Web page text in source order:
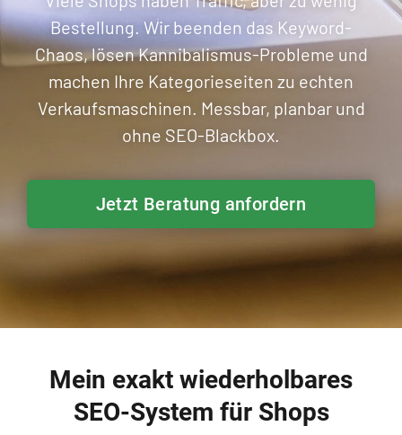
Bestellung. Wir beenden das Keyword-
Chaos, lösen Kannibalismus-Probleme und
machen Ihre Kategorieseiten zu echten
Verkaufsmaschinen. Messbar, planbar und
ohne SEO-Blackbox.
Jetzt Beratung anfordern
Mein exakt wiederholbares
SEO-System für Shops